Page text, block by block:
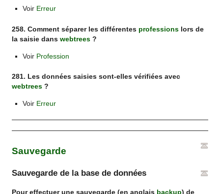
Voir Erreur
258. Comment séparer les différentes professions lors de
la saisie danswebtrees ?
Voir Profession
281. Les données saisies sont-elles vérifiées avec
webtrees ?
Voir Erreur
Sauvegarde
Sauvegarde de la base de données
Pour effectuer une sauvegarde (en anglais backup) de